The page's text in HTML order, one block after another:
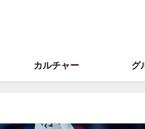
カルチャー グ